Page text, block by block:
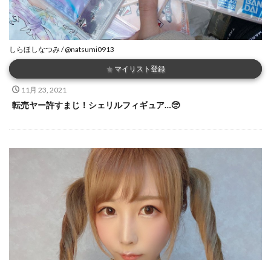
しらほしなつみ / @natsumi0913
★ マイリスト登録
11月 23, 2021
転売ヤー許すまじ！シェリルフィギュア…🥺